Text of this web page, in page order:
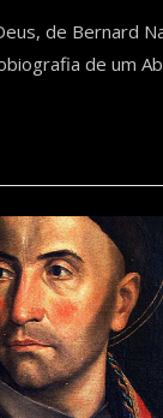
de Bernard
de um